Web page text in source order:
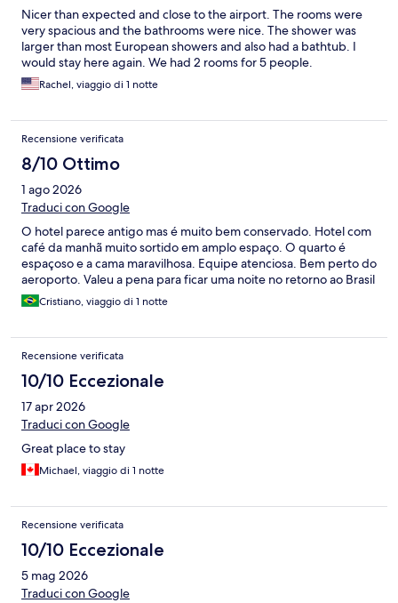
Nicer than expected and close to the airport. The rooms were
very spacious and the bathrooms were nice. The shower was
larger than most European showers and also had a bathtub. I
would stay here again. We had 2 rooms for 5 people.
Rachel, viaggio di 1 notte
Recensione verificata
8/10 Ottimo
1 ago 2026
Traduci con Google
O hotel parece antigo mas é muito bem conservado. Hotel com
café da manhã muito sortido em amplo espaço. O quarto é
espaçoso e a cama maravilhosa. Equipe atenciosa. Bem perto do
aeroporto. Valeu a pena para ficar uma noite no retorno ao Brasil
Cristiano, viaggio di 1 notte
Recensione verificata
10/10 Eccezionale
17 apr 2026
Traduci con Google
Great place to stay
Michael, viaggio di 1 notte
Recensione verificata
10/10 Eccezionale
5 mag 2026
Traduci con Google